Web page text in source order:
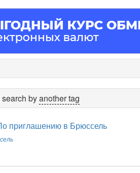
search byanother tag
приглашению в Брюссель